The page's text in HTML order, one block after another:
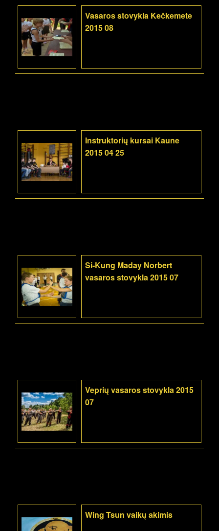
Vasaros stovykla Kečkemete
2015 08
Instruktorių kursai Kaune
2015 04 25
Si-Kung Maday Norbert
vasaros stovykla 2015 07
Veprių vasaros stovykla 2015
07
Wing Tsun vaikų akimis